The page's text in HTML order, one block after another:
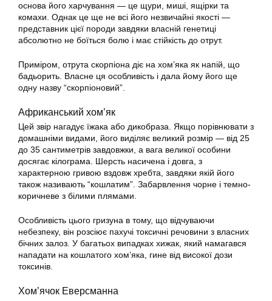
основа його харчування — це щури, миші, ящірки та
комахи. Однак це ще не всі його незвичайні якості —
представник цієї породи завдяки власній генетиці
абсолютно не боїться болю і має стійкість до отрут.
Приміром, отрута скорпіона діє на хом’яка як напій, що
бадьорить. Власне ця особливість і дала йому його ще
одну назву “скорпіоновий”.
Африканський хом’як
Цей звір нагадує їжака або дикобраза. Якщо порівнювати з
домашніми видами, його виділяє великий розмір — від 25
до 35 сантиметрів завдовжки, а вага великої особини
досягає кілограма. Шерсть насичена і довга, з
характерною гривою вздовж хребта, завдяки якій його
також називають “кошлатим”. Забарвлення чорне і темно-
коричневе з білими плямами.
Особливість цього гризуна в тому, що відчуваючи
небезпеку, він розсіює пахучі токсичні речовини з власних
бічних залоз. У багатьох випадках хижак, який намагався
нападати на кошлатого хом’яка, гине від високої дози
токсинів.
Хом’ячок Еверсманна